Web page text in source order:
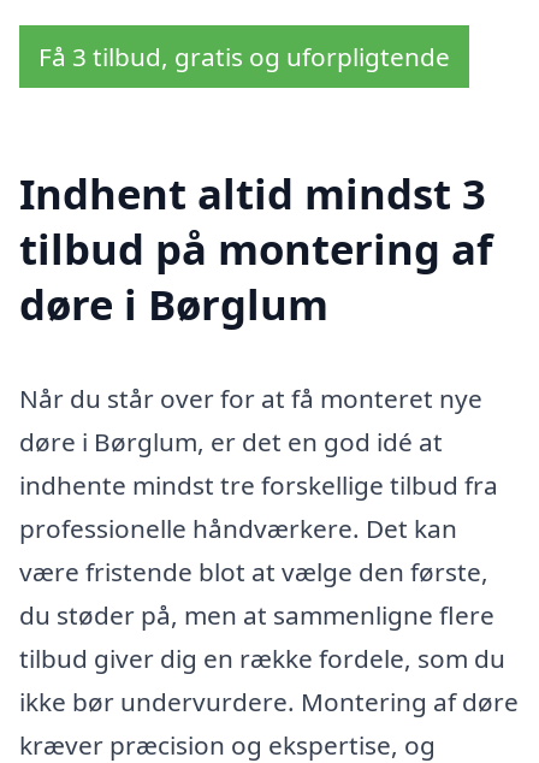
Få 3 tilbud, gratis og uforpligtende
Indhent altid mindst 3
tilbud på montering af
døre i Børglum
Når du står over for at få monteret nye
døre i Børglum, er det en god idé at
indhente mindst tre forskellige tilbud fra
professionelle håndværkere. Det kan
være fristende blot at vælge den første,
du støder på, men at sammenligne flere
tilbud giver dig en række fordele, som du
ikke bør undervurdere. Montering af døre
kræver præcision og ekspertise, og